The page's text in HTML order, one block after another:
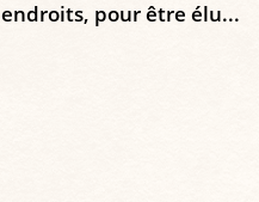
pour être élu...